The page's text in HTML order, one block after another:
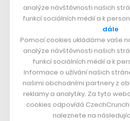
spolužáky i kolegy. Rozhodli
nejlepší z naší O2 TV, aby se
kvalitních filmů a pořadů,“říká
Jindřich Fremuth.
Speciální nabídku pro své
připravil také Vodafone, který
SMS do České republiky a na
analýze návštěvnosti našich
funkcí sociálních médií a k
dále
Pomocí cookies ukládáme vaše
analýze návštěvnosti našich
funkcí sociálních médií a k
Informace o užívání našich
našimi obchodními partnery z
reklamy a analytiky. Za tyto
cookies odpovídá
naleznete na